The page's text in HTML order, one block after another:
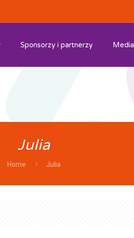
Sponsorzy i partnerzy Media
Julia
Home Julia